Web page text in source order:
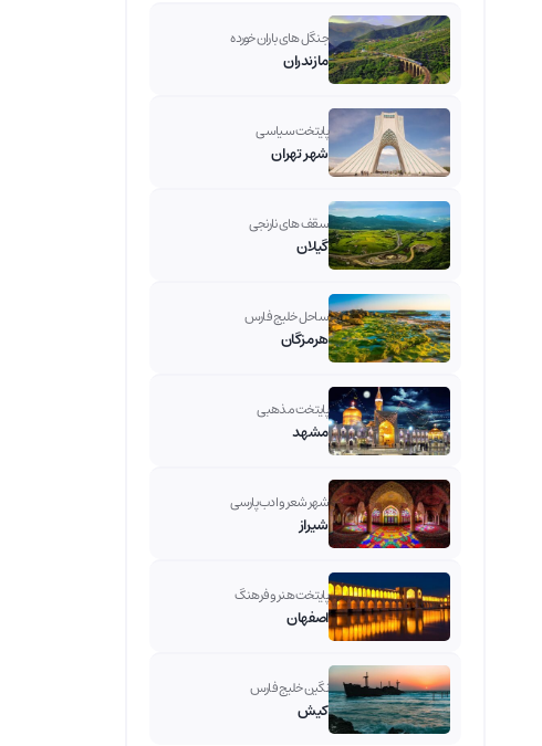
جنگل های باران خورده
مازندران
پایتخت سیاسی
شهر تهران
سقف های نارنجی
گیلان
ساحل خلیج فارس
هرمزگان
پایتخت مذهبی
مشهد
شهر شعر و ادب پارسی
شیراز
پایتخت هنر و فرهنگ
اصفهان
نگین خلیج فارس
کیش